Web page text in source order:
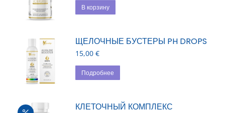
В корзину
ЩЕЛОЧНЫЕ БУСТЕРЫ PH DROPS
15,00 €
Подробнее
КЛЕТОЧНЫЙ КОМПЛЕКС